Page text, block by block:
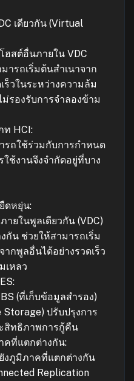
เดียวกัน (Virtual
ฮสต์อื่นภายใน VDC
ารถเริ่มต้นสำเนาจาก
ร็วในระหว่างความล้ม
ม่รองรับการจำลองข้าม
ท HCI:
รถใช้ร่วมกับการกำหนด
ใช้งานจึงจำกัดอยู่ที่บาง
ดหยุ่น:
ายในพูลเดียวกัน (VDC)
น ช่วยให้สามารถเริ่ม
กพูลอื่นได้อย่างรวดเร็ว
เหลว
(ที่เก็บข้อมูลสำรอง)
Storage) ปรับปรุงการ
สิทธิภาพการกู้คืน
คที่แตกต่างกัน:
งภูมิภาคที่แตกต่างกัน
Replication